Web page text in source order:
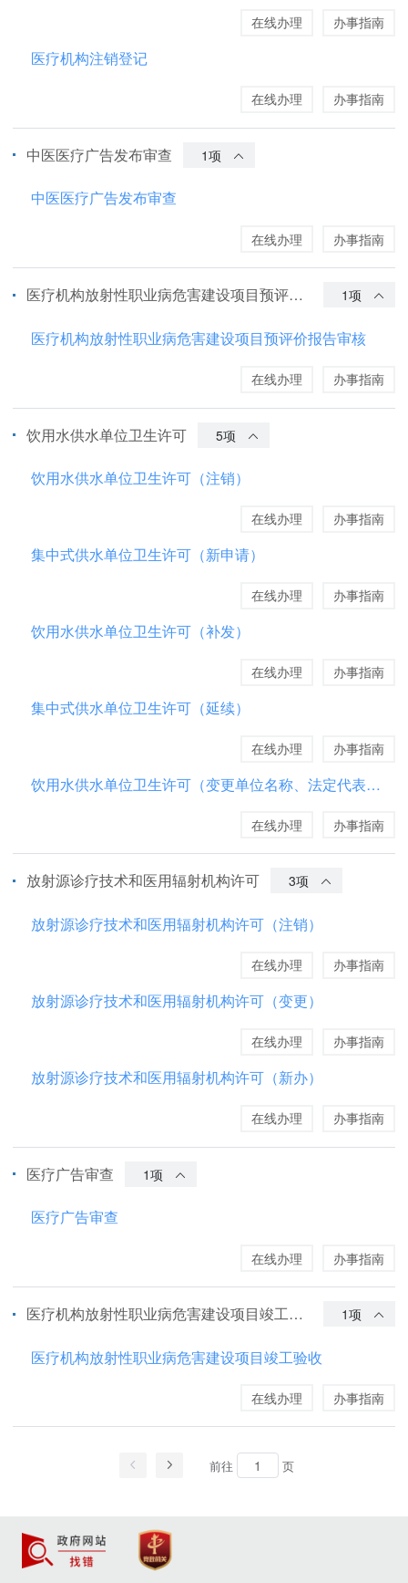
在线办理 办事指南
医疗机构注销登记
在线办理 办事指南
中医医疗广告发布审查 1项
中医医疗广告发布审查
在线办理 办事指南
医疗机构放射性职业病危害建设项目预评价报告审核 1项
医疗机构放射性职业病危害建设项目预评价报告审核
在线办理 办事指南
饮用水供水单位卫生许可 5项
饮用水供水单位卫生许可（注销）
在线办理 办事指南
集中式供水单位卫生许可（新申请）
在线办理 办事指南
饮用水供水单位卫生许可（补发）
在线办理 办事指南
集中式供水单位卫生许可（延续）
在线办理 办事指南
饮用水供水单位卫生许可（变更单位名称、法定代表人、负责人）
在线办理 办事指南
放射源诊疗技术和医用辐射机构许可 3项
放射源诊疗技术和医用辐射机构许可（注销）
在线办理 办事指南
放射源诊疗技术和医用辐射机构许可（变更）
在线办理 办事指南
放射源诊疗技术和医用辐射机构许可（新办）
在线办理 办事指南
医疗广告审查 1项
医疗广告审查
在线办理 办事指南
医疗机构放射性职业病危害建设项目竣工验收 1项
医疗机构放射性职业病危害建设项目竣工验收
在线办理 办事指南
前往 页